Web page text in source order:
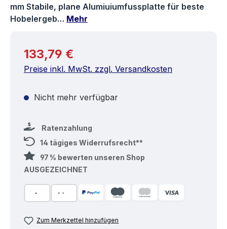
mm Stabile, plane Alumiuiumfussplatte für beste
Hobelergeb… Mehr
Regulärer Preis:
133,79 €
Preise inkl. MwSt. zzgl. Versandkosten
Nicht mehr verfügbar
Ratenzahlung
14 tägiges Widerrufsrecht**
97 % bewerten unseren Shop
AUSGEZEICHNET
Zum Merkzettel hinzufügen